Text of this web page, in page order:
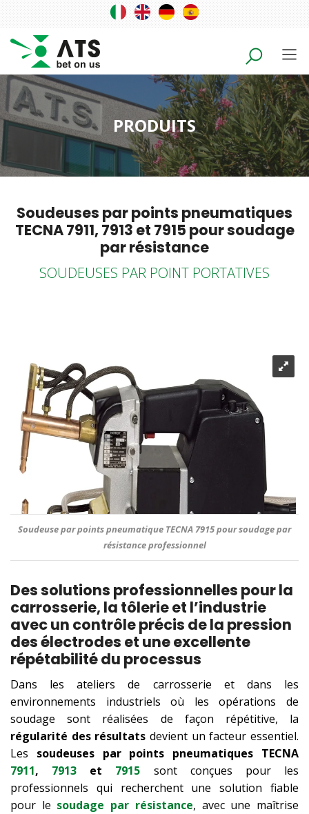
PRODUITS
Soudeuses par points pneumatiques
TECNA 7911, 7913 et 7915 pour soudage
par résistance
SOUDEUSES PAR POINT PORTATIVES
Soudeuse par points pneumatique TECNA 7915 pour soudage par
résistance professionnel
Des solutions professionnelles pour la
carrosserie, la tôlerie et l’industrie
avec un contrôle précis de la pression
des électrodes et une excellente
répétabilité du processus
Dans les ateliers de carrosserie et dans les
environnements industriels où les opérations de
soudage sont réalisées de façon répétitive, la
régularité des résultats devient un facteur essentiel.
Les soudeuses par points pneumatiques TECNA
7911, 7913 et 7915
sont conçues pour les
professionnels qui recherchent une solution fiable
pour le soudage par résistance, avec une maîtrise